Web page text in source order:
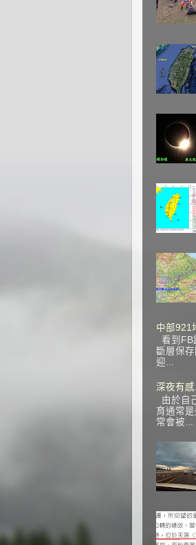
中部921
看到FB
斷層保
迎...
深夜有
由於自
育通常
常會被...